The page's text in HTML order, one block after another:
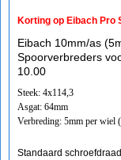
Korting op Eibach Pro
Eibach 10mm/as
Spoorverbreders
10.00
Steek: 4x114,3
Asgat: 64mm
Verbreding: 5mm per wiel
Standaard